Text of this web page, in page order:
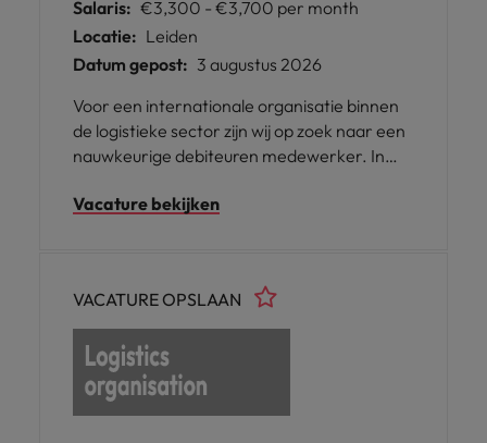
Salaris: €3,300 - €3,700 per month
Locatie: Leiden
Datum gepost: 3 augustus 2026
Voor een internationale organisatie binnen
de logistieke sector zijn wij op zoek naar een
nauwkeurige debiteuren medewerker. In
beheren van de debiteurenadministratie en
en biedt een professionele en dynamische
werkomgeving.
Vacature bekijken
VACATURE OPSLAAN